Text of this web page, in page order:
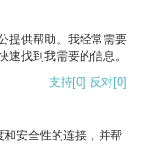
提供帮助。我经常需要
找到我需要的信息。
支持[0] 反对[0]
安全性的连接，并帮